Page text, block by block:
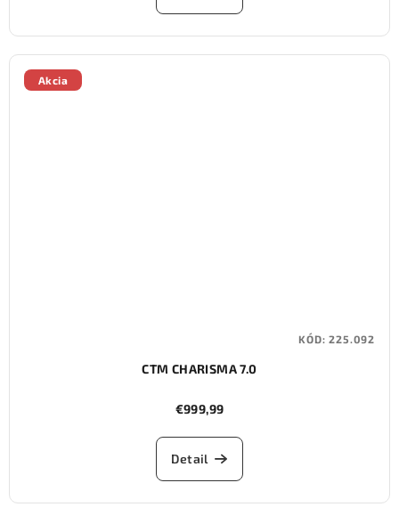
Akcia
CTM CHARISMA 7.0
€999,99
Detail
KÓD:225.092